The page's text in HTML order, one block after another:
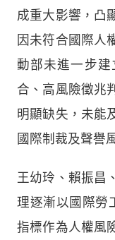
成重大影響，凸
因未符合國際人
動部未進一步
合、高風險徵兆
明顯缺失，未能
國際制裁及聲譽
王幼玲、賴振昌
理逐漸以國際勞
指標作為人權風